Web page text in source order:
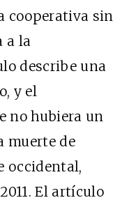
cooperativa sin
a la
describe una
y el
no hubiera un
muerte de
occidental,
El artículo